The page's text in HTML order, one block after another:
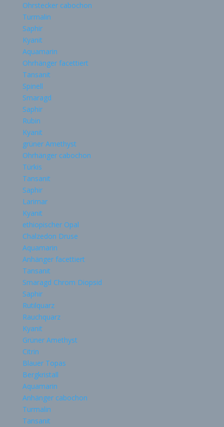
Ohrstecker cabochon
Turmalin
Saphir
Kyanit
Aquamarin
Ohrhänger facettiert
Tansanit
Spinell
Smaragd
Saphir
Rubin
Kyanit
grüner Amethyst
Ohrhänger cabochon
Türkis
Tansanit
Saphir
Larimar
Kyanit
ethiopischer Opal
Chalzedon Druse
Aquamarin
Anhänger facettiert
Tansanit
Smaragd Chrom Diopsid
Saphir
Rutilquarz
Rauchquarz
Kyanit
Grüner Amethyst
Citrin
Blauer Topas
Bergkristall
Aquamarin
Anhänger cabochon
Turmalin
Tansanit